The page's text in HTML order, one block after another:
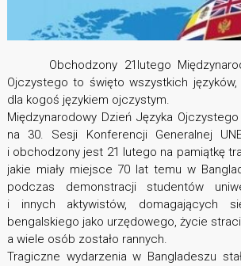
Obchodzony 21lutego
Ojczystego to święto wszystkich
dla kogoś językiem ojczystym.
Międzynarodowy Dzień Języka
na 30. Sesji Konferencji Generalnej
i obchodzony jest 21 lutego na pamiątkę
jakie miały miejsce 70 lat temu w
podczas demonstracji studentów
i innych aktywistów, domagających
bengalskiego jako urzędowego, życie
a wiele osób zostało rannych.
Tragiczne wydarzenia w Bangladeszu